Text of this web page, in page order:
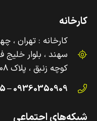
کارخانه
کارخانه : تهران ،
سهند ، بلوار
کوچه زنبق ، پلاک ۲/۵۰۸
09360350909 – 02166344535
شبکه‌های اجتماعی